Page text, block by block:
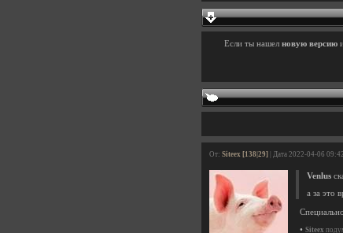
Если ты нашел новую версию
От: Siteex [138|29] | Дата 2022-04-06
Venlus
а за это
• Siteex